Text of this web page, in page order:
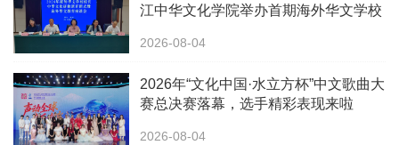
江中华文化学院举办首期海外华文学校
2026-08-04
2026年“文化中国·水立方杯”中文歌曲大
赛总决赛落幕，选手精彩表现来啦
2026-08-04